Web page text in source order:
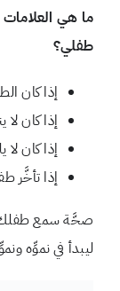
ما هي
طفلي؟
إذا كان
إذا كان
إذا كان
إذا تأخَّر
صحَّة سمع طفلك
ليبدأ في نموِّه